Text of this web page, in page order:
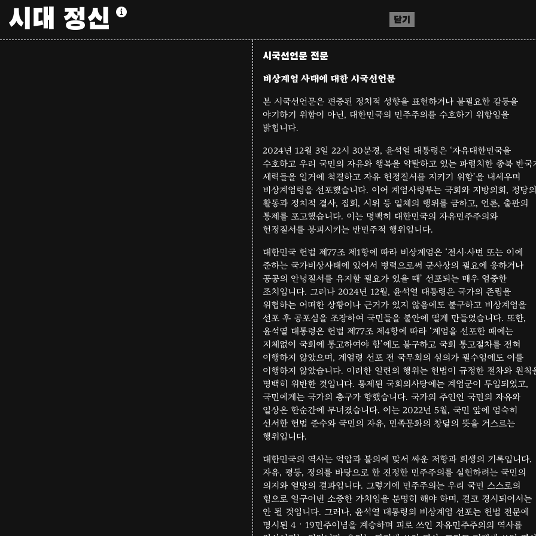
시대 정신 닫기
시국선언문 전문
비상계엄 사태에 대한 시국선언문
본 시국선언문은 편중된 정치적 성향을 표현하거나 불필요한 갈등을
야기하기 위함이 아닌, 대한민국의 민주주의를 수호하기 위함임을
밝힙니다.
2024년 12월 3일 22시 30분경, 윤석열 대통령은 ‘자유대한민국을
수호하고 우리 국민의 자유와 행복을 약탈하고 있는 파렴치한 종북 반국
세력들을 일거에 척결하고 자유 헌정질서를 지키기 위함’을 내세우며
비상계엄령을 선포했습니다. 이어 계엄사령부는 국회와 지방의회, 정당의
활동과 정치적 결사, 집회, 시위 등 일체의 행위를 금하고, 언론, 출판의
통제를 포고했습니다. 이는 명백히 대한민국의 자유민주주의와
헌정질서를 붕괴시키는 반민주적 행위입니다.
대한민국 헌법 제77조 제1항에 따라 비상계엄은 ‘전시·사변 또는 이에
준하는 국가비상사태에 있어서 병력으로써 군사상의 필요에 응하거나
공공의 안녕질서를 유지할 필요가 있을 때’ 선포되는 매우 엄중한
조치입니다. 그러나 2024년 12월, 윤석열 대통령은 국가의 존립을
위협하는 어떠한 상황이나 근거가 있지 않음에도 불구하고 비상계엄을
선포 후 공포심을 조장하여 국민들을 불안에 떨게 만들었습니다. 또한,
윤석열 대통령은 헌법 제77조 제4항에 따라 ‘계엄을 선포한 때에는
지체없이 국회에 통고하여야 함’에도 불구하고 국회 통고절차를 전혀
이행하지 않았으며, 계엄령 선포 전 국무회의 심의가 필수임에도 이를
이행하지 않았습니다. 이러한 일련의 행위는 헌법이 규정한 절차와 원칙
명백히 위반한 것입니다. 통제된 국회의사당에는 계엄군이 투입되었고,
국민에게는 국가의 총구가 향했습니다. 국가의 주인인 국민의 자유와
일상은 한순간에 무너졌습니다. 이는 2022년 5월, 국민 앞에 엄숙히
선서한 헌법 준수와 국민의 자유, 민족문화의 창달의 뜻을 거스르는
행위입니다.
대한민국의 역사는 억압과 불의에 맞서 싸운 저항과 희생의 기록입니다.
자유, 평등, 정의를 바탕으로 한 진정한 민주주의를 실현하려는 국민의
의지와 열망의 결과입니다. 그렇기에 민주주의는 우리 국민 스스로의
힘으로 일구어낸 소중한 가치임을 분명히 해야 하며, 결코 경시되어서는
안 될 것입니다. 그러나, 윤석열 대통령의 비상계엄 선포는 헌법 전문에
명시된 4ㆍ19민주이념을 계승하며 피로 쓰인 자유민주주의의 역사를